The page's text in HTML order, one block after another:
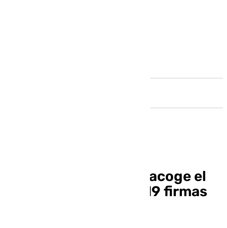
La Plaza de la Marina acoge el
Málaga de Moda con 19 firmas